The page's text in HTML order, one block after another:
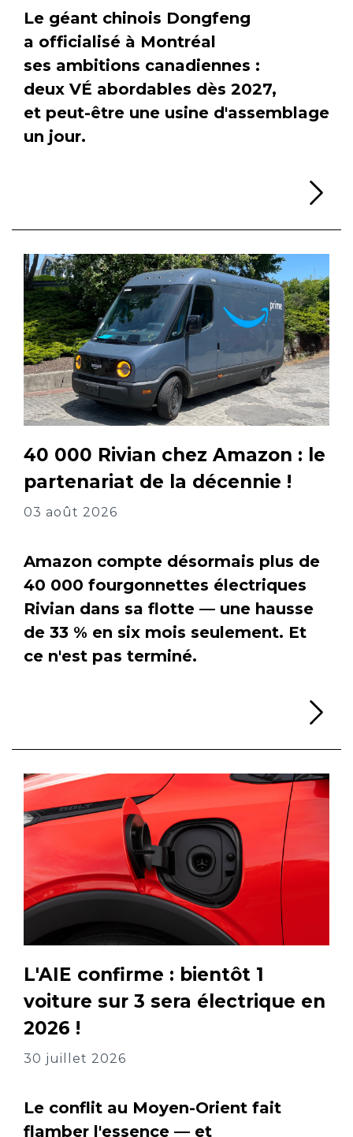
Le géant chinois Dongfeng
a officialisé à Montréal
ses ambitions canadiennes :
deux VÉ abordables dès 2027,
et peut-être une usine d'assemblage
un jour.
40 000 Rivian chez Amazon : le
partenariat de la décennie !
03 août 2026
Amazon compte désormais plus de
40 000 fourgonnettes électriques
Rivian dans sa flotte — une hausse
de 33 % en six mois seulement. Et
ce n'est pas terminé.
L'AIE confirme : bientôt 1
voiture sur 3 sera électrique en
2026 !
30 juillet 2026
Le conflit au Moyen-Orient fait
flamber l'essence — et